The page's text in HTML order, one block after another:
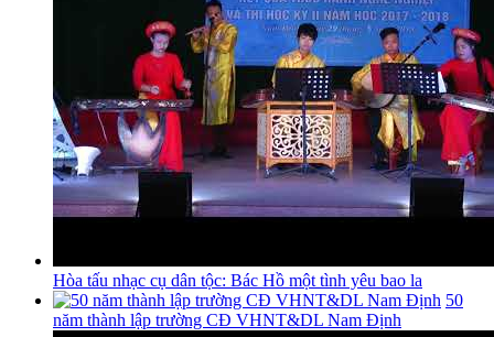
Hòa tấu nhạc cụ dân tộc: Bác Hồ một tình yêu bao la
50
năm thành lập trường CĐ VHNT&DL Nam Định